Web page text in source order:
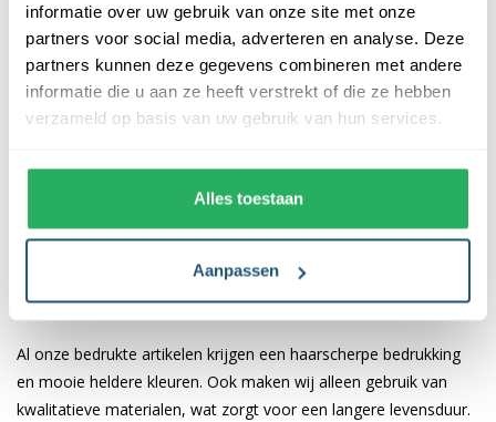
informatie over uw gebruik van onze site met onze
partners voor social media, adverteren en analyse. Deze
partners kunnen deze gegevens combineren met andere
informatie die u aan ze heeft verstrekt of die ze hebben
verzameld op basis van uw gebruik van hun services.
Alles toestaan
Aanpassen
Kenmerken van de lantaarnpaal banner
De banner is gemaakt van dik kwaliteitsdoek en verkrijgbaar in 3
basisformaten en wordt dubbelzijdig bedruk. Daarnaast is de
lantaarnpaal banner kies je voor een professionele uitstraling.
De ophanggarnituur verstelbaar en geschikt voor palen met een
diameter tot 25cm.
Voordelen van de paal banner van Vlaggen
Unie
Al onze bedrukte artikelen krijgen een haarscherpe bedrukking
en mooie heldere kleuren. Ook maken wij alleen gebruik van
kwalitatieve materialen, wat zorgt voor een langere levensduur.